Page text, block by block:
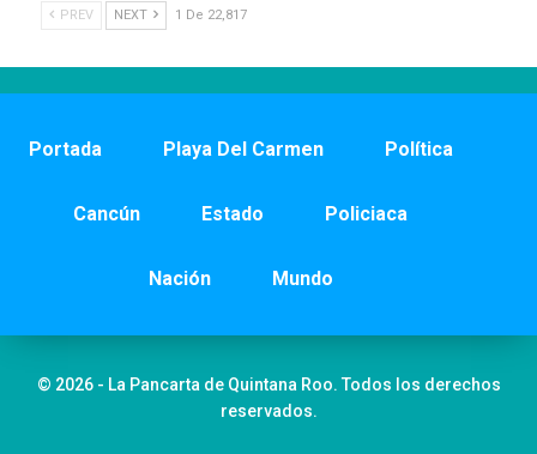
PREV NEXT 1 De 22,817
Portada Playa Del Carmen Política
Cancún Estado Policiaca
Nación Mundo
© 2026 - La Pancarta de Quintana Roo. Todos los derechos
reservados.